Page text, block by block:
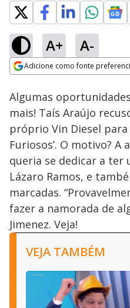
A+ A-
Adicione como fonte
Ativar
Loaded:
47.90%
Algumas
mais! Taís Araújo
próprio Vin Diesel para
Furiosos’. O motivo?
queria se dedicar a ter
Lázaro Ramos, e
marcadas.
fazer a namorada de
Jimenez. Veja!
VEJA TAMBÉM